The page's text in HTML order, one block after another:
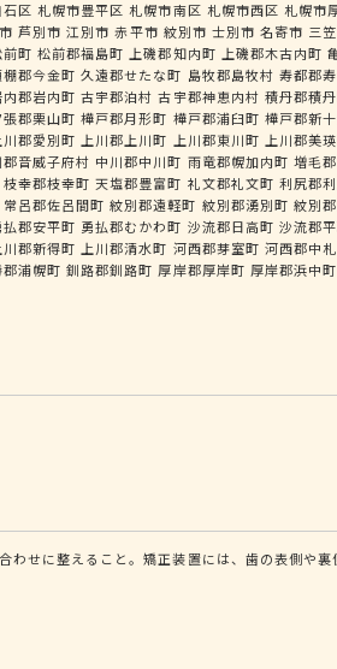
区 札幌市豊平区 札幌市南区 札幌市西区 札幌市
芦別市 江別市 赤平市 紋別市 士別市 名寄市 三
町 松前郡福島町 上磯郡知内町 上磯郡木古内町
棚郡今金町 久遠郡せたな町 島牧郡島牧村 寿都郡
内郡岩内町 古宇郡泊村 古宇郡神恵内村 積丹郡積
張郡栗山町 樺戸郡月形町 樺戸郡浦臼町 樺戸郡新
川郡愛別町 上川郡上川町 上川郡東川町 上川郡美
郡音威子府村 中川郡中川町 雨竜郡幌加内町 増毛
枝幸郡枝幸町 天塩郡豊富町 礼文郡礼文町 利尻郡
常呂郡佐呂間町 紋別郡遠軽町 紋別郡湧別町 紋別
払郡安平町 勇払郡むかわ町 沙流郡日高町 沙流郡
川郡新得町 上川郡清水町 河西郡芽室町 河西郡中
浦幌町 釧路郡釧路町 厚岸郡厚岸町 厚岸郡浜中町
わせに整えること。矯正装置には、歯の表側や